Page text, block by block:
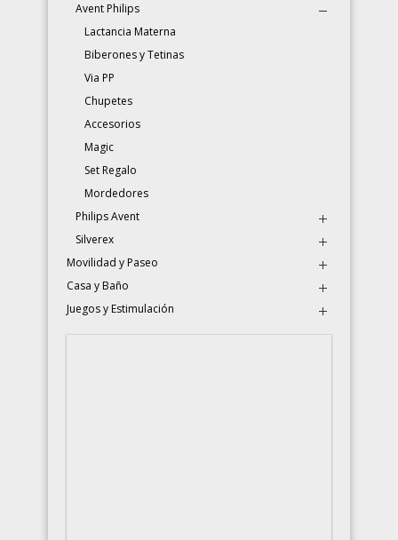
Avent Philips
Lactancia Materna
Biberones y Tetinas
Via PP
Chupetes
Accesorios
Magic
Set Regalo
Mordedores
Philips Avent
Silverex
Movilidad y Paseo
Casa y Baño
Juegos y Estimulación